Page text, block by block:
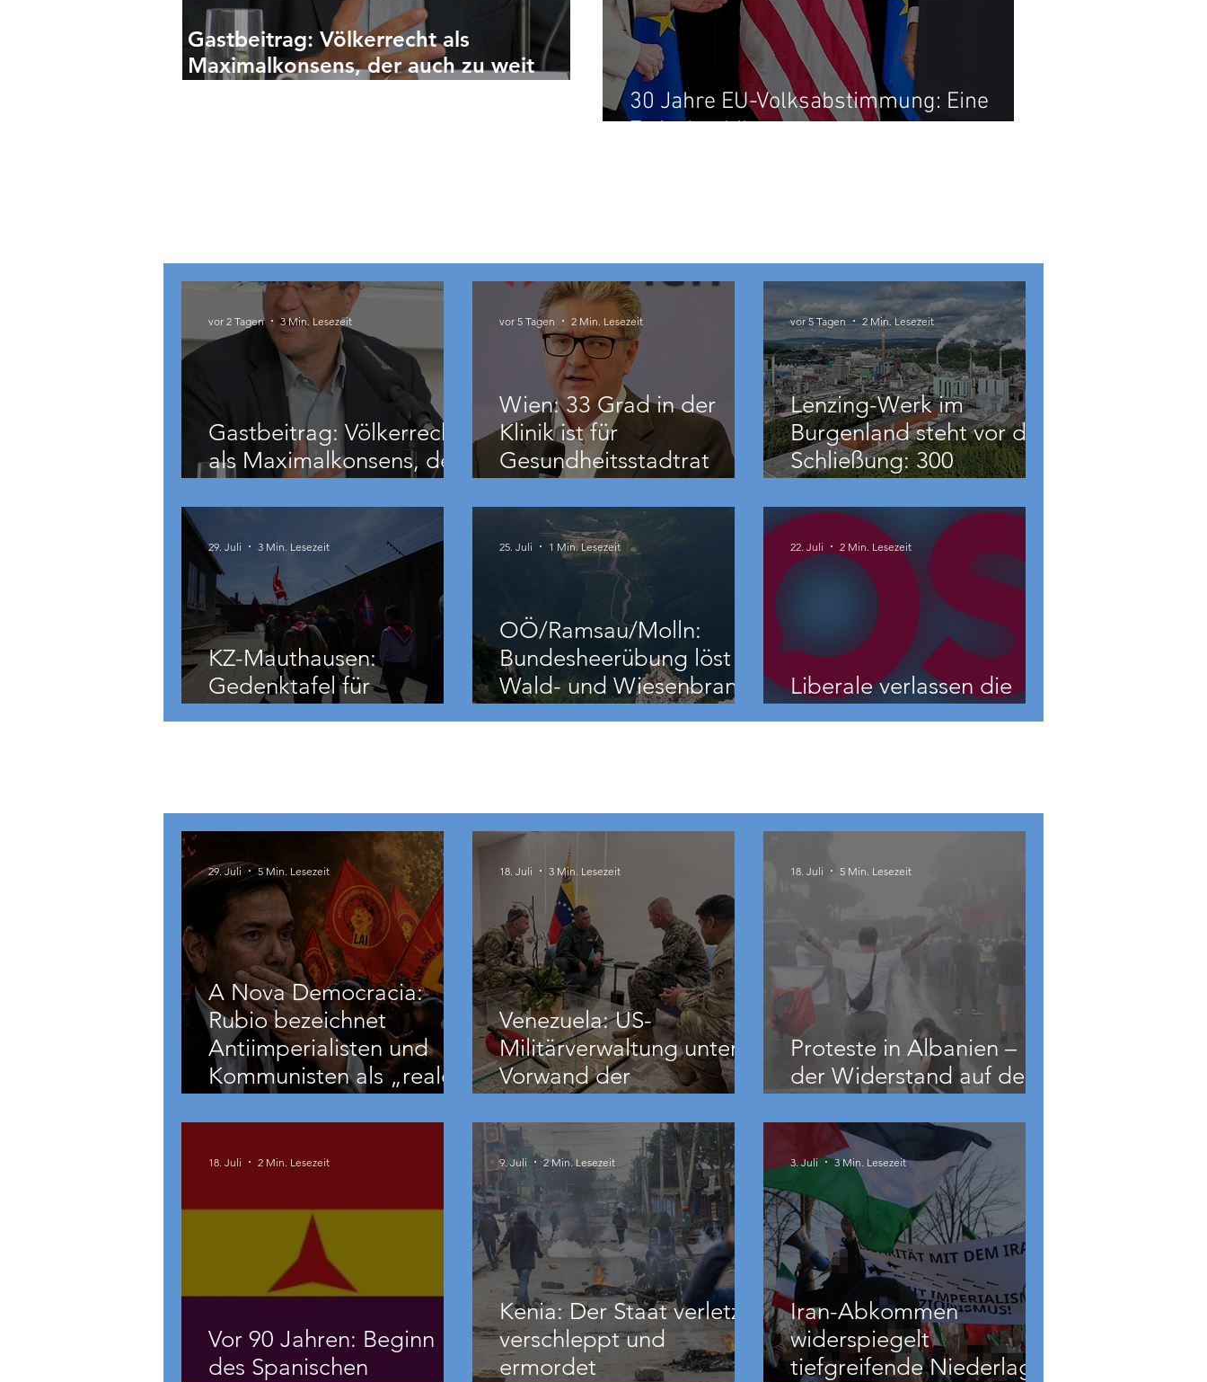
Gastbeitrag: Völkerrecht als
Maximalkonsens, der auch zu weit
30 Jahre EU-Volksabstimmung: Eine
Zwischenbilanz.
Gastbeitrag: Völkerrecht
als Maximalkonsens, der
vor 2 Tagen 3 Min. Lesezeit
Wien: 33 Grad in der
Klinik ist für
Gesundheitsstadtrat
vor 5 Tagen 2 Min. Lesezeit
Lenzing-Werk im
Burgenland steht vor der
Schließung: 300
vor 5 Tagen 2 Min. Lesezeit
KZ-Mauthausen:
Gedenktafel für
29. Juli 3 Min. Lesezeit
OÖ/Ramsau/Molln:
Bundesheerübung löst
Wald- und Wiesenbrand
25. Juli 1 Min. Lesezeit
Liberale verlassen die
22. Juli 2 Min. Lesezeit
A Nova Democracia:
Rubio bezeichnet
Antiimperialisten und
Kommunisten als „reale
grenzüberschreitende
Bedrohung“
29. Juli 5 Min. Lesezeit
Venezuela: US-
Militärverwaltung unter
Vorwand der
18. Juli 3 Min. Lesezeit
Proteste in Albanien –
der Widerstand auf dem
18. Juli 5 Min. Lesezeit
Vor 90 Jahren: Beginn
des Spanischen
18. Juli 2 Min. Lesezeit
Kenia: Der Staat verletzt,
verschleppt und
ermordet
9. Juli 2 Min. Lesezeit
Iran-Abkommen
widerspiegelt
tiefgreifende Niederlage
3. Juli 3 Min. Lesezeit